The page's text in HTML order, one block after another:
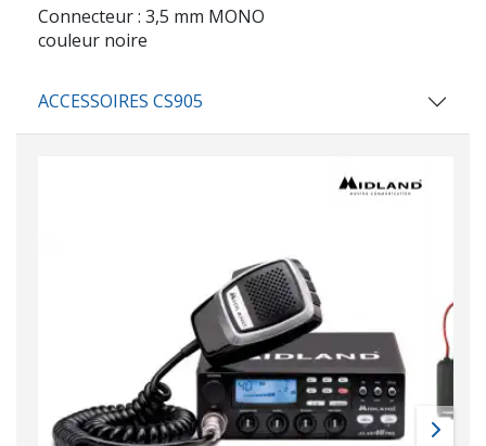
Connecteur : 3,5 mm MONO
couleur noire
ACCESSOIRES CS905